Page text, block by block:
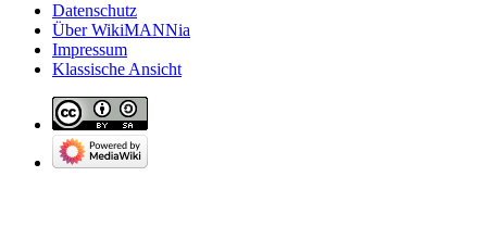
Datenschutz
Über WikiMANNia
Impressum
Klassische Ansicht